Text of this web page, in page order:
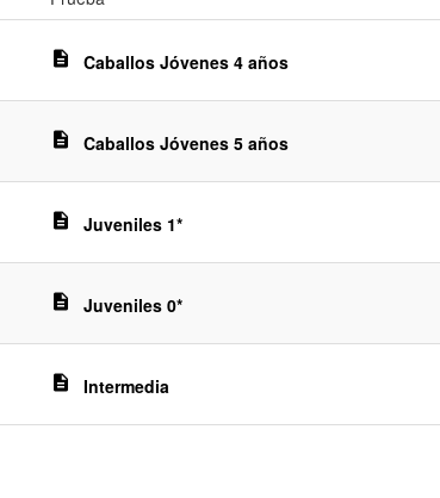
description Caballos Jóvenes 4 años
description Caballos Jóvenes 5 años
description Juveniles 1*
description Juveniles 0*
description Intermedia